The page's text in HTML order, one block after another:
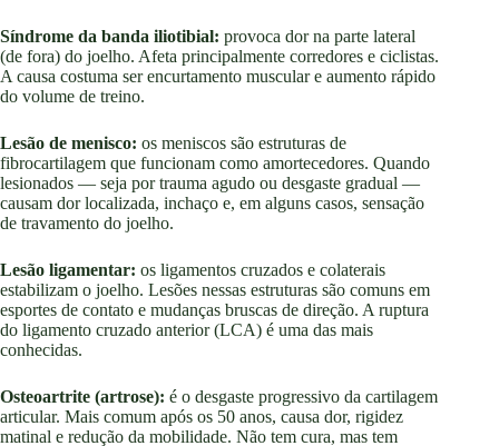
Síndrome da banda iliotibial: provoca dor na parte lateral
(de fora) do joelho. Afeta principalmente corredores e ciclistas.
A causa costuma ser encurtamento muscular e aumento rápido
do volume de treino.
Lesão de menisco: os meniscos são estruturas de
fibrocartilagem que funcionam como amortecedores. Quando
lesionados — seja por trauma agudo ou desgaste gradual —
causam dor localizada, inchaço e, em alguns casos, sensação
de travamento do joelho.
Lesão ligamentar: os ligamentos cruzados e colaterais
estabilizam o joelho. Lesões nessas estruturas são comuns em
esportes de contato e mudanças bruscas de direção. A ruptura
do ligamento cruzado anterior (LCA) é uma das mais
conhecidas.
Osteoartrite (artrose): é o desgaste progressivo da cartilagem
articular. Mais comum após os 50 anos, causa dor, rigidez
matinal e redução da mobilidade. Não tem cura, mas tem